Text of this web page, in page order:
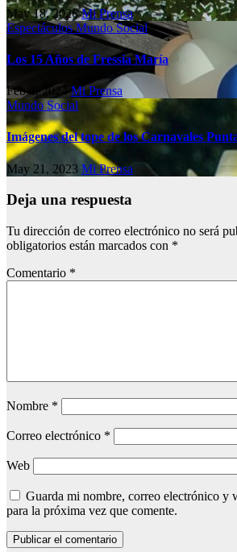
May 18, 2026Mi Prensa
EspectáculosMundo Social
Los 15 Años de Fressia María
Feb 3, 2024Mi Prensa
Mundo Social
Imágenes del tope de los Carnavales
May 21, 2023 Mi Prensa
Deja una respuesta
Tu dirección de correo electrónico no será
obligatorios están marcados con *
Comentario *
Nombre *
Correo electrónico *
Web
Guarda mi nombre, correo electrónico y
para la próxima vez que comente.